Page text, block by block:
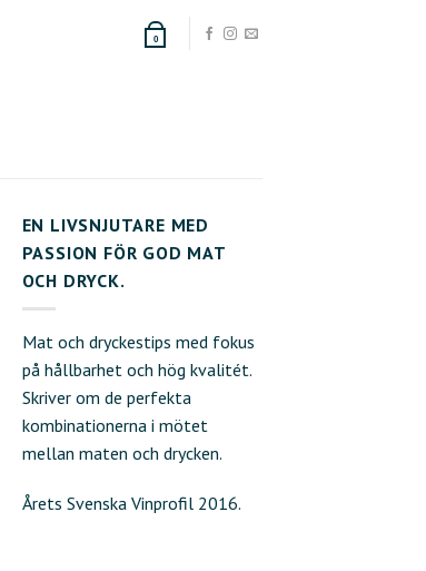
0
EN LIVSNJUTARE MED
PASSION FÖR GOD MAT
OCH DRYCK.
Mat och dryckestips med fokus
på hållbarhet och hög kvalitét.
Skriver om de perfekta
kombinationerna i mötet
mellan maten och drycken.
Årets Svenska Vinprofil 2016.